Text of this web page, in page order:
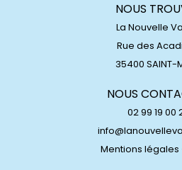
NOUS
La Nouvelle
Rue des
35400 SAINT-
NOUS
02 99 19 00
Mentions légales